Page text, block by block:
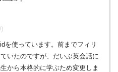
を使っています。前までフィリ
いたのですが、だいぶ英会話に
から本格的に学ぶため変更しま